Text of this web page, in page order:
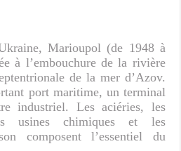
Marioupol (de 1948 à
à l’embouchure de la rivière
de la mer d’Azov.
port maritime, un terminal
industriel. Les aciéries, les
usines chimiques et les
composent l’essentiel du